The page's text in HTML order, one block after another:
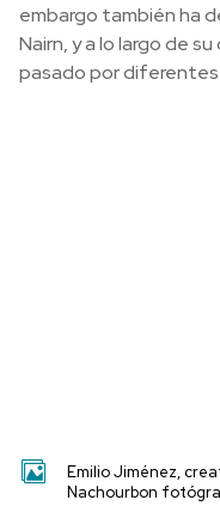
embargo también ha
Nairn, y a lo largo de
pasado por diferentes
Emilio Jiménez,
Nachourbon